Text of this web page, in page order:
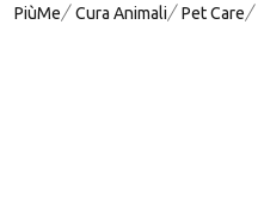
PiùMe Cura Animali Pet Care